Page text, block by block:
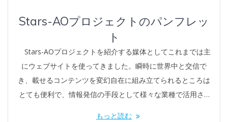
Stars-AOプロジェクトのパンフレッ
ト
Stars-AOプロジェクトを紹介する媒体としてこれまでは主
にウェブサイトを使ってきました。瞬時に世界中と交信で
き、載せるコンテンツを変幻自在に組み立てられるところは
とても便利で、情報発信の手段として様々な業種で活用さ…
もっと読む